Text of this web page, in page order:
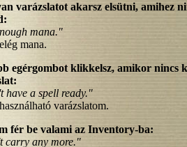
varázslatot akarsz elsütni, amihez
mana."
mana.
egérgombot klikkelsz, amikor nincs
have a spell ready."
varázslatom.
fér be valami az Inventory-ba:
carry any more."